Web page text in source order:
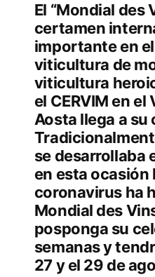
El “Mondial des
certamen
importante en
viticultura de
viticultura
el CERVIM en
Aosta llega a su
se desarrollaba
en esta ocasión
coronavirus ha
Mondial des
posponga su
semanas y
27 y el 29 de